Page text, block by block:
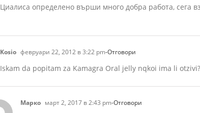
Циалиса определено върши много добра работа, сега
Kosio февруари 22, 2012 в 3:22 pm-Отговори
Iskam da popitam za Kamagra Oral jelly nqkoi ima li otzivi?
Марко март 2, 2017 в 2:43 pm-Отговори